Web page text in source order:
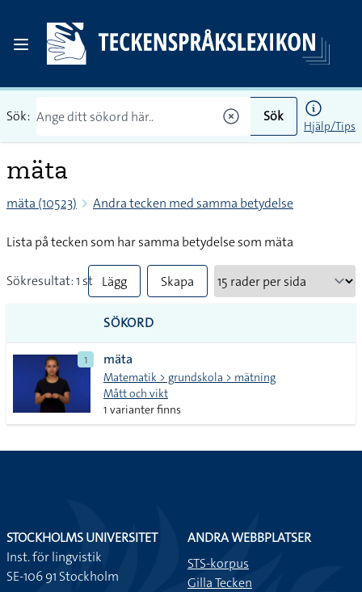
Sök: Sök
Hjälp/Tips
mäta
mäta (10523) Andra tecken med samma betydelse
Lista på tecken som har samma betydelse som mäta
Sökresultat: 1 st Lägg
till
alla i
lista
Skapa
SÖKORD
1 mäta
Matematik > grundskola > mätning
Mått och vikt
1 varianter finns
STOCKHOLMS UNIVERSITET
Inst. för lingvistik
SE-106 91 Stockholm
ANDRA WEBBPLATSER
STS-korpus
Gilla Tecken